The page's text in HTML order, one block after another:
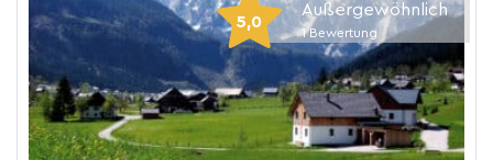
5,0
Außergewöhnlich
1 Bewertung